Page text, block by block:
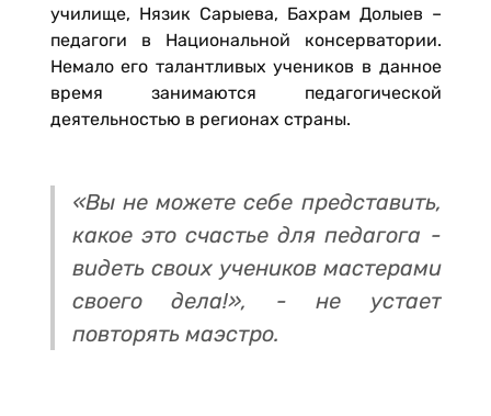
училище, Нязик Сарыева, Бахрам Долыев –
педагоги в Национальной консерватории.
Немало его талантливых учеников в данное
время занимаются педагогической
деятельностью в регионах страны.
«Вы не можете себе представить,
какое это счастье для педагога -
видеть своих учеников мастерами
своего дела!», - не устает
повторять маэстро.